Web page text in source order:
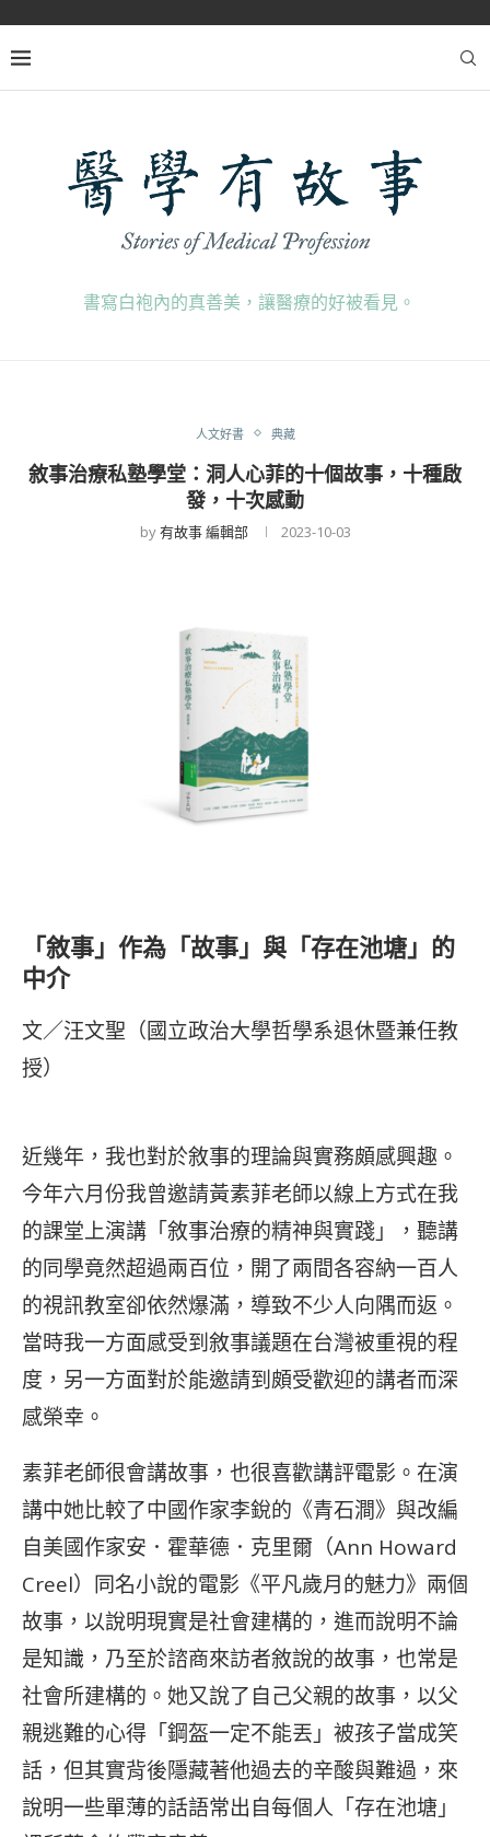
書寫白袍內的真善美，讓醫療的好被看見。
人文好書 典藏
敘事治療私塾學堂：洞人心菲的十個故事，十種啟
發，十次感動
by有故事 編輯部 2023-10-03
「敘事」作為「故事」與「存在池塘」的
中介
文／汪文聖（國立政治大學哲學系退休暨兼任教
授）
近幾年，我也對於敘事的理論與實務頗感興趣。
今年六月份我曾邀請黃素菲老師以線上方式在我
的課堂上演講「敘事治療的精神與實踐」，聽講
的同學竟然超過兩百位，開了兩間各容納一百人
的視訊教室卻依然爆滿，導致不少人向隅而返。
當時我一方面感受到敘事議題在台灣被重視的程
度，另一方面對於能邀請到頗受歡迎的講者而深
感榮幸。
素菲老師很會講故事，也很喜歡講評電影。在演
講中她比較了中國作家李銳的《青石澗》與改編
自美國作家安．霍華德．克里爾（Ann Howard
Creel）同名小說的電影《平凡歲月的魅力》兩個
故事，以說明現實是社會建構的，進而說明不論
是知識，乃至於諮商來訪者敘說的故事，也常是
社會所建構的。她又說了自己父親的故事，以父
親逃難的心得「鋼盔一定不能丟」被孩子當成笑
話，但其實背後隱藏著他過去的辛酸與難過，來
說明一些單薄的話語常出自每個人「存在池塘」